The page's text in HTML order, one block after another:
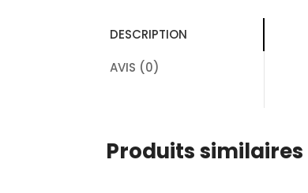
DESCRIPTION
AVIS (0)
Produits similaires